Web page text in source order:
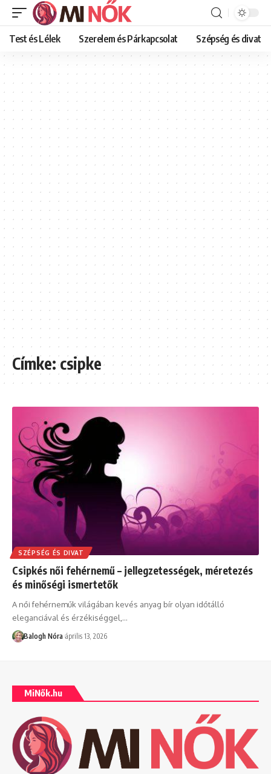
Test és Lélek Szerelem és Párkapcsolat Szépség és divat
Címke:csipke
SZÉPSÉG ÉS DIVAT
Csipkés női fehérnemű – jellegzetességek, méretezés
és minőségi ismertetők
A női fehérneműk világában kevés anyag bír olyan időtálló
eleganciával és érzékiséggel, …
Balogh Nóra április 13, 2026
MiNők.hu